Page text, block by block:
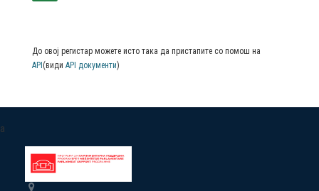
До овој регистар можете исто така да пристапите со помош на
API (види API документи)
a